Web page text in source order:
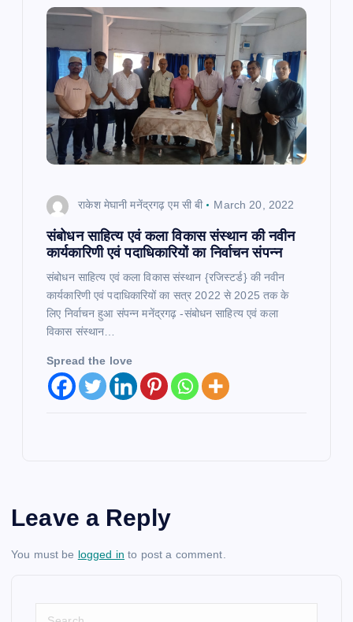
राकेश मेघानी मनेंद्रगढ़ एम सी बी March 20, 2022
संबोधन साहित्य एवं कला विकास संस्थान की नवीन
कार्यकारिणी एवं पदाधिकारियों का निर्वाचन संपन्न
संबोधन साहित्य एवं कला विकास संस्थान {रजिस्टर्ड} की नवीन
कार्यकारिणी एवं पदाधिकारियों का सत्र 2022 से 2025 तक के
लिए निर्वाचन हुआ संपन्न मनेंद्रगढ़ -संबोधन साहित्य एवं कला
विकास संस्थान…
Spread the love
Leave a Reply
You must be logged in to post a comment.